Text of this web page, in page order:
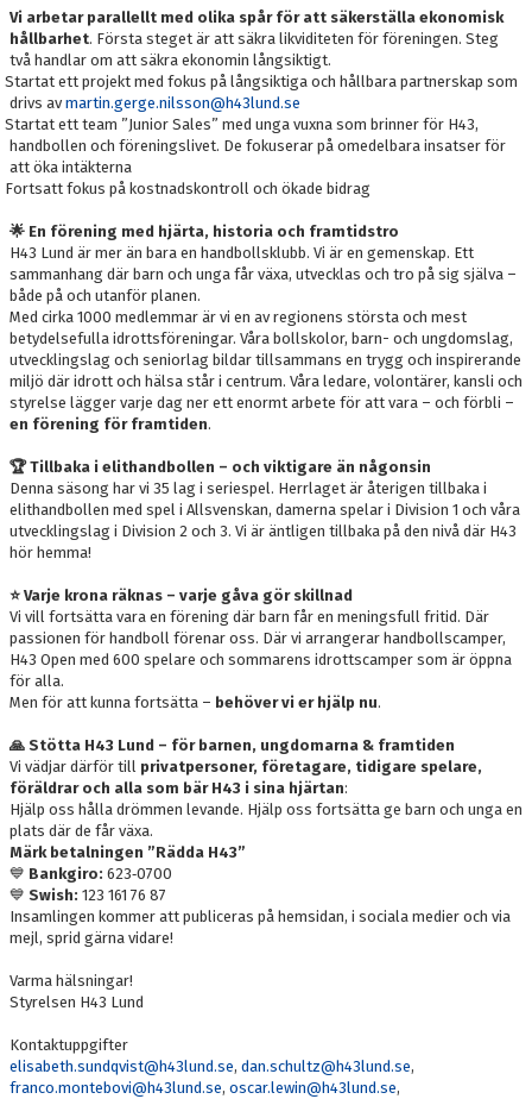
Vi arbetar parallellt med olika spår för att säkerställa ekonomisk
hållbarhet. Första steget är att säkra likviditeten för föreningen. Steg
två handlar om att säkra ekonomin långsiktigt.
Startat ett projekt med fokus på långsiktiga och hållbara partnerskap som
drivs av martin.gerge.nilsson@h43lund.se
Startat ett team ”Junior Sales” med unga vuxna som brinner för H43,
handbollen och föreningslivet. De fokuserar på omedelbara insatser för
att öka intäkterna
Fortsatt fokus på kostnadskontroll och ökade bidrag
🌟 En förening med hjärta, historia och framtidstro
H43 Lund är mer än bara en handbollsklubb. Vi är en gemenskap. Ett
sammanhang där barn och unga får växa, utvecklas och tro på sig själva –
både på och utanför planen.
Med cirka 1000 medlemmar är vi en av regionens största och mest
betydelsefulla idrottsföreningar. Våra bollskolor, barn- och ungdomslag,
utvecklingslag och seniorlag bildar tillsammans en trygg och inspirerande
miljö där idrott och hälsa står i centrum. Våra ledare, volontärer, kansli och
styrelse lägger varje dag ner ett enormt arbete för att vara – och förbli –
en förening för framtiden.
🏆Tillbaka i elithandbollen – och viktigare än någonsin
Denna säsong har vi 35 lag i seriespel. Herrlaget är återigen tillbaka i
elithandbollen med spel i Allsvenskan, damerna spelar i Division 1 och våra
utvecklingslag i Division 2 och 3. Vi är äntligen tillbaka på den nivå där H43
hör hemma!
⭐ Varje krona räknas – varje gåva gör skillnad
Vi vill fortsätta vara en förening där barn får en meningsfull fritid. Där
passionen för handboll förenar oss. Där vi arrangerar handbollscamper,
H43 Open med 600 spelare och sommarens idrottscamper som är öppna
för alla.
Men för att kunna fortsätta – behöver vi er hjälp nu.
🙏 Stötta H43 Lund – för barnen, ungdomarna & framtiden
Vi vädjar därför till privatpersoner, företagare, tidigare spelare,
föräldrar och alla som bär H43 i sina hjärtan:
Hjälp oss hålla drömmen levande. Hjälp oss fortsätta ge barn och unga en
plats där de får växa.
Märk betalningen ”Rädda H43”
💙 Bankgiro: 623‑0700
💙 Swish: 123 161 76 87
Insamlingen kommer att publiceras på hemsidan, i sociala medier och via
mejl, sprid gärna vidare!
Varma hälsningar!
Styrelsen H43 Lund
Kontaktuppgifter
elisabeth.sundqvist@h43lund.se, dan.schultz@h43lund.se,
franco.montebovi@h43lund.se, oscar.lewin@h43lund.se,